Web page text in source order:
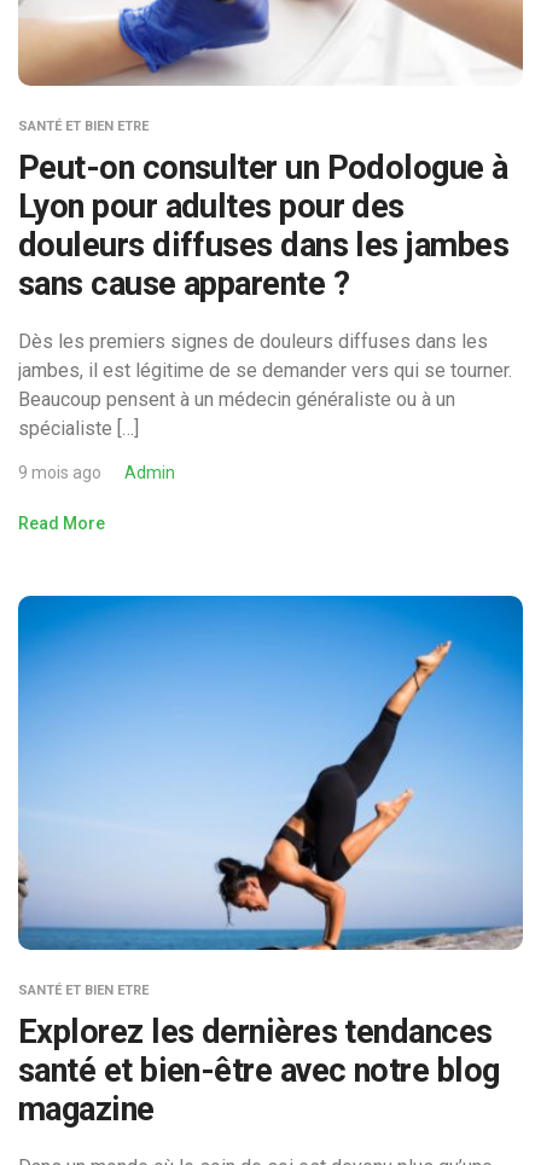
SANTÉ ET BIEN ETRE
Peut-on consulter un Podologue à
Lyon pour adultes pour des
douleurs diffuses dans les jambes
sans cause apparente ?
Dès les premiers signes de douleurs diffuses dans les
jambes, il est légitime de se demander vers qui se tourner.
Beaucoup pensent à un médecin généraliste ou à un
spécialiste […]
9 mois ago Admin
Read More
SANTÉ ET BIEN ETRE
Explorez les dernières tendances
santé et bien-être avec notre blog
magazine